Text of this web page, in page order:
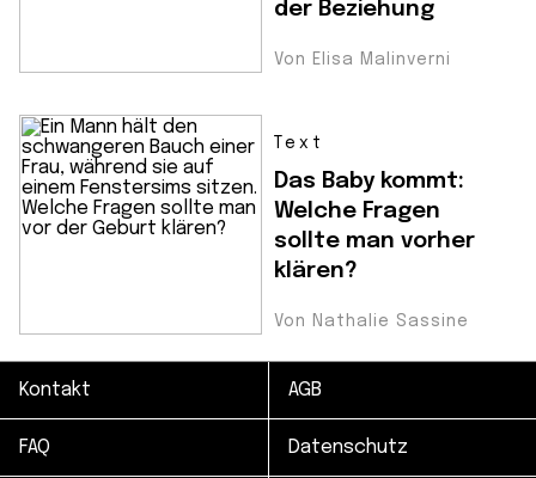
der Beziehung
Von Elisa Malinverni
Text
Das Baby kommt:
Welche Fragen
sollte man vorher
klären?
Von Nathalie Sassine
Kontakt AGB
FAQ Datenschutz